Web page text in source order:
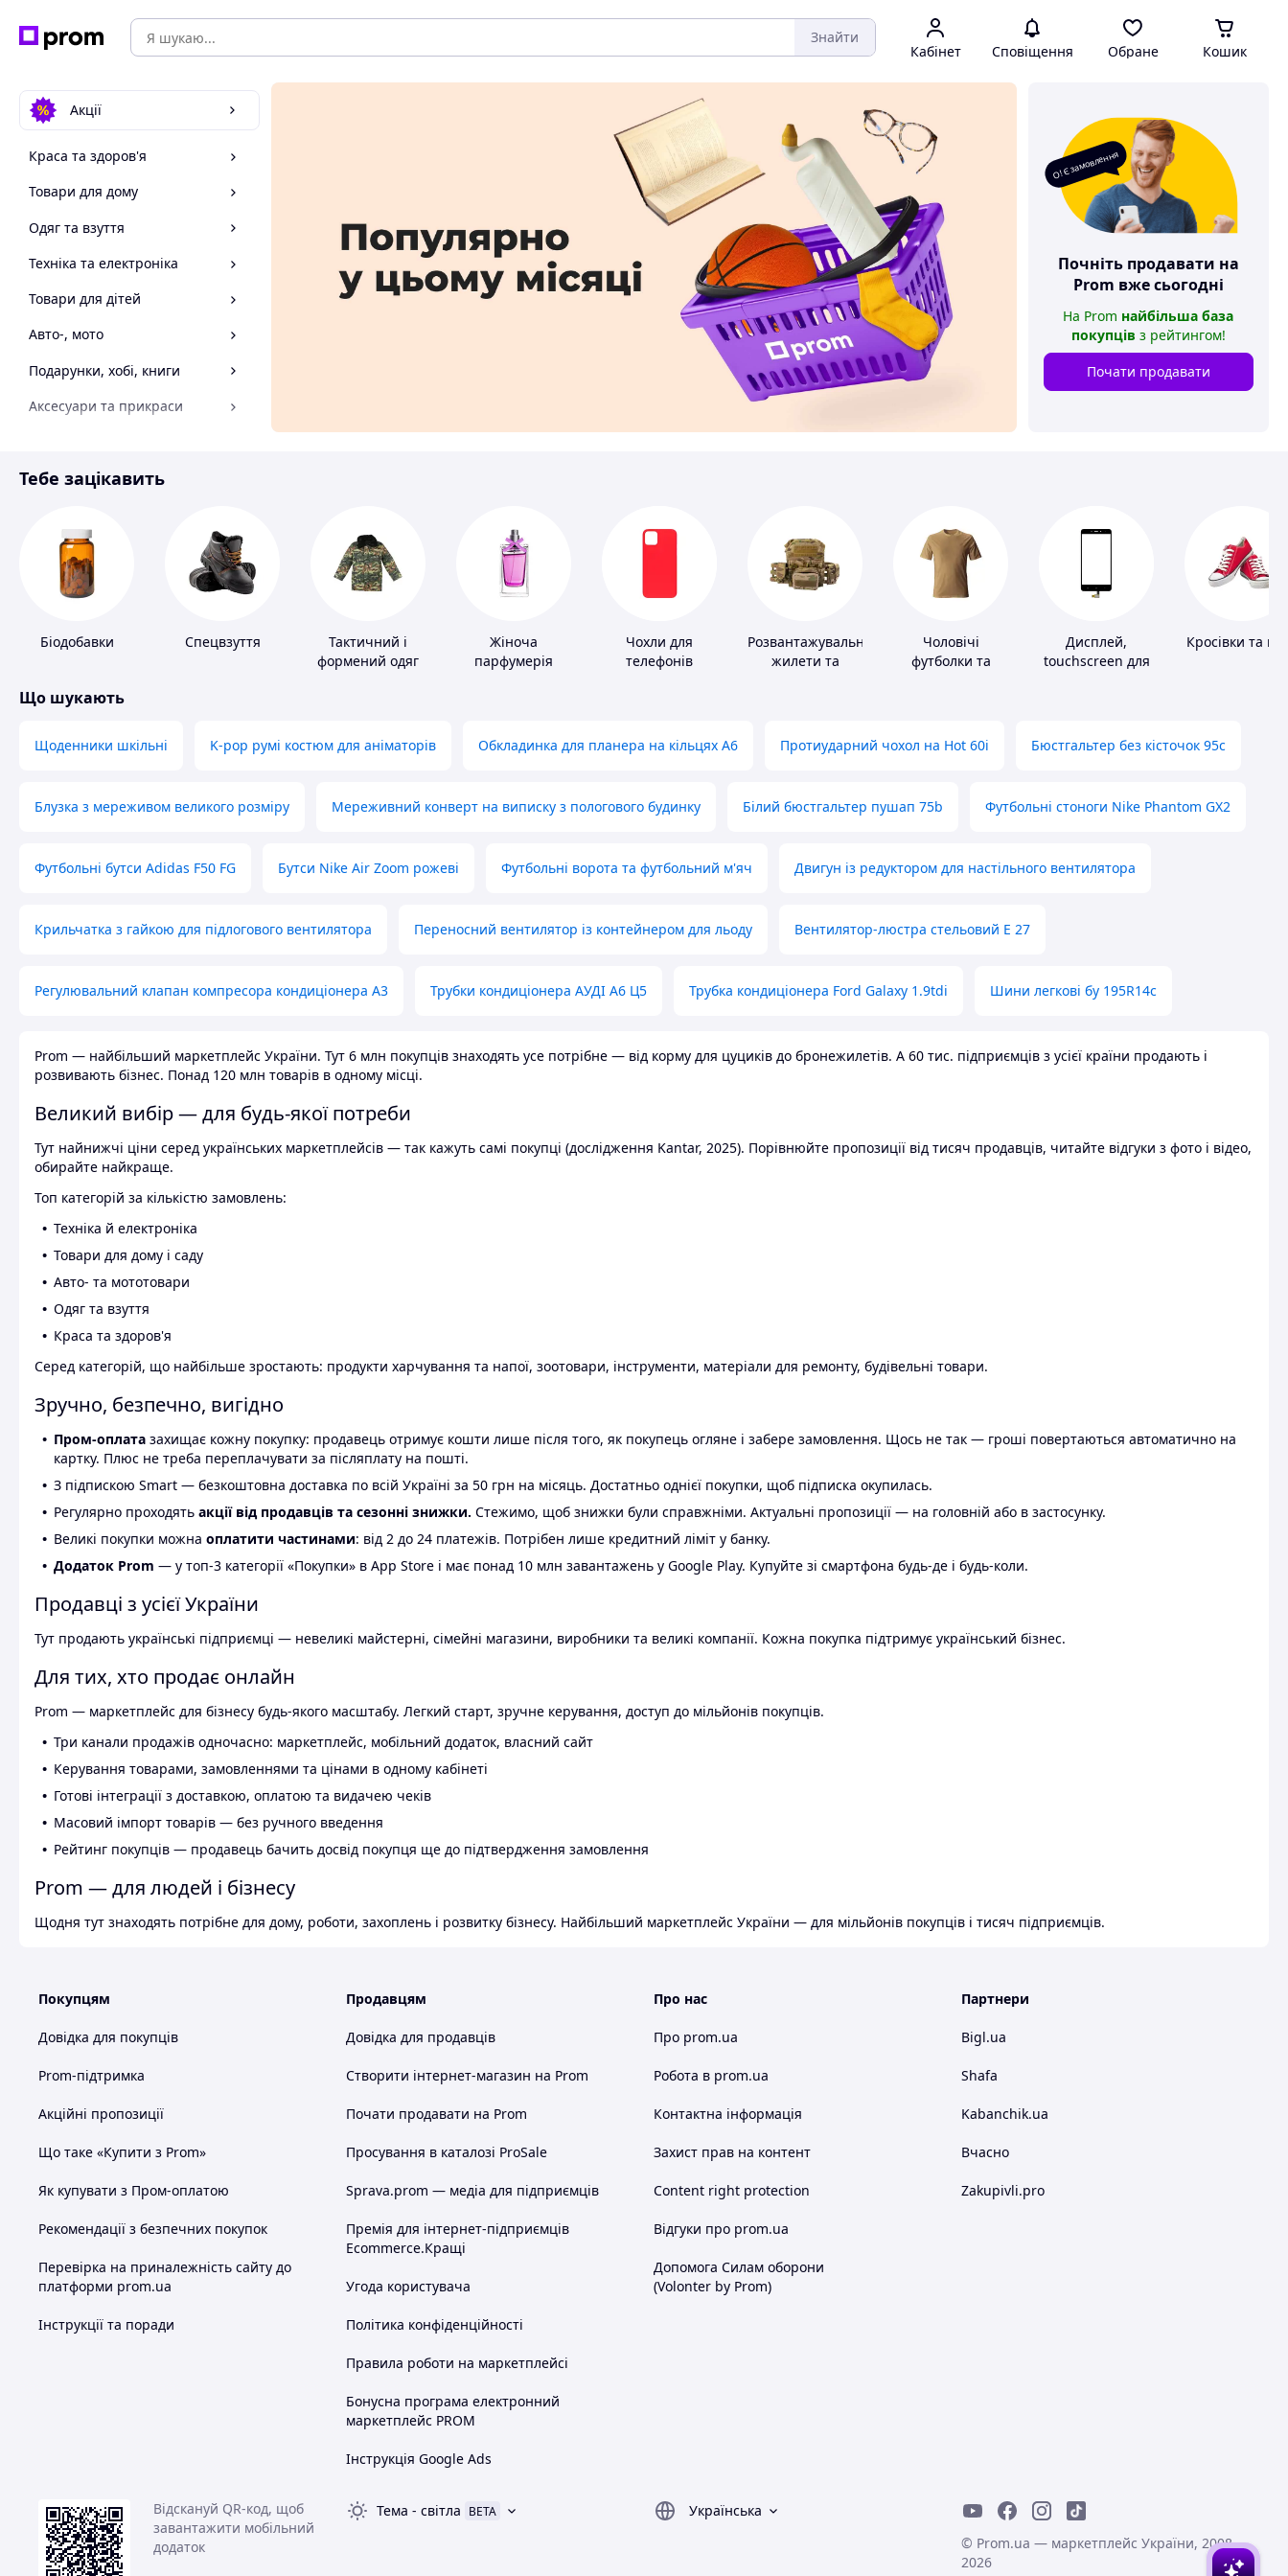
Знайти
Кабінет Сповіщення Обране Кошик
Акції
Краса та здоров'я
Товари для дому
Одяг та взуття
Техніка та електроніка
Товари для дітей
Авто-, мото
Подарунки, хобі, книги
Аксесуари та прикраси
Спорт і відпочинок
О! Є замовлення
Почніть продавати на
Prom вже сьогодні
На Prom найбільша база
покупців з рейтингом!
Почати продавати
Тебе зацікавить
Біодобавки Спецвзуття
Тактичний і
формений одяг
Жіноча
парфумерія
Чохли для
телефонів
Розвантажувальні
жилети та
Чоловічі
футболки та
Дисплей,
touchscreen для
Кросівки та
Що шукають
Щоденники шкільні K-pop румі костюм для аніматорів Обкладинка для планера на кільцях А6 Протиударний чохол на Hot 60i Бюстгальтер без кісточок 95с
Блузка з мереживом великого розміру Мереживний конверт на виписку з пологового будинку Білий бюстгальтер пушап 75b Футбольні стоноги Nike Phantom GX2
Футбольні бутси Adidas F50 FG Бутси Nike Air Zoom рожеві Футбольні ворота та футбольний м'яч Двигун із редуктором для настільного вентилятора
Крильчатка з гайкою для підлогового вентилятора Переносний вентилятор із контейнером для льоду Вентилятор-люстра стельовий E 27
Регулювальний клапан компресора кондиціонера А3 Трубки кондиціонера АУДІ А6 Ц5 Трубка кондиціонера Ford Galaxy 1.9tdi Шини легкові бу 195R14c
Prom — найбільший маркетплейс України. Тут 6 млн покупців знаходять усе потрібне — від корму для цуциків до бронежилетів. А 60 тис. підприємців з усієї країни продають і
розвивають бізнес. Понад 120 млн товарів в одному місці.
Великий вибір — для будь-якої потреби
Тут найнижчі ціни серед українських маркетплейсів — так кажуть самі покупці (дослідження Kantar, 2025). Порівнюйте пропозиції від тисяч продавців, читайте відгуки з фото і відео,
обирайте найкраще.
Топ категорій за кількістю замовлень:
Техніка й електроніка
Товари для дому і саду
Авто- та мототовари
Одяг та взуття
Краса та здоров'я
Серед категорій, що найбільше зростають: продукти харчування та напої, зоотовари, інструменти, матеріали для ремонту, будівельні товари.
Зручно, безпечно, вигідно
Пром-оплата захищає кожну покупку: продавець отримує кошти лише після того, як покупець огляне і забере замовлення. Щось не так — гроші повертаються автоматично на
картку. Плюс не треба переплачувати за післяплату на пошті.
З підпискою Smart — безкоштовна доставка по всій Україні за 50 грн на місяць. Достатньо однієї покупки, щоб підписка окупилась.
Регулярно проходять акції від продавців та сезонні знижки. Стежимо, щоб знижки були справжніми. Актуальні пропозиції — на головній або в застосунку.
Великі покупки можна оплатити частинами: від 2 до 24 платежів. Потрібен лише кредитний ліміт у банку.
Додаток Prom — у топ-3 категорії «Покупки» в App Store і має понад 10 млн завантажень у Google Play. Купуйте зі смартфона будь-де і будь-коли.
Продавці з усієї України
Тут продають українські підприємці — невеликі майстерні, сімейні магазини, виробники та великі компанії. Кожна покупка підтримує український бізнес.
Для тих, хто продає онлайн
Prom — маркетплейс для бізнесу будь-якого масштабу. Легкий старт, зручне керування, доступ до мільйонів покупців.
Три канали продажів одночасно: маркетплейс, мобільний додаток, власний сайт
Керування товарами, замовленнями та цінами в одному кабінеті
Готові інтеграції з доставкою, оплатою та видачею чеків
Масовий імпорт товарів — без ручного введення
Рейтинг покупців — продавець бачить досвід покупця ще до підтвердження замовлення
Prom — для людей і бізнесу
Щодня тут знаходять потрібне для дому, роботи, захоплень і розвитку бізнесу. Найбільший маркетплейс України — для мільйонів покупців і тисяч підприємців.
Покупцям
Довідка для покупців
Prom-підтримка
Акційні пропозиції
Що таке «Купити з Prom»
Як купувати з Пром-оплатою
Рекомендації з безпечних покупок
Перевірка на приналежність сайту до
платформи prom.ua
Інструкції та поради
Продавцям
Довідка для продавців
Створити інтернет-магазин на Prom
Почати продавати на Prom
Просування в каталозі ProSale
Sprava.prom — медіа для підприємців
Премія для інтернет-підприємців
Ecommerce.Кращі
Угода користувача
Політика конфіденційності
Правила роботи на маркетплейсі
Бонусна програма електронний
маркетплейс PROM
Інструкція Google Ads
Про нас
Про prom.ua
Робота в prom.ua
Контактна інформація
Захист прав на контент
Content right protection
Відгуки про prom.ua
Допомога Силам оборони
(Volonter by Prom)
Партнери
Bigl.ua
Shafa
Kabanchik.ua
Вчасно
Zakupivli.pro
Відскануй QR-код, щоб
завантажити мобільний
додаток
Тема - світла BETA
Українська
© Prom.ua — маркетплейс України, 2008-
2026